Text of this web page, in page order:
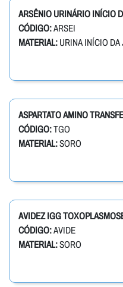
ARSÊNIO URINÁRIO INÍCIO
CÓDIGO:ARSEI
MATERIAL: URINA INÍCIO DA
ASPARTATO AMINO
CÓDIGO:TGO
MATERIAL:SORO
AVIDEZ IGG
CÓDIGO:AVIDE
MATERIAL:SORO